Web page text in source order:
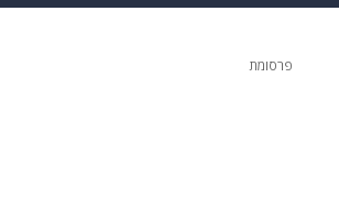
פרסומת